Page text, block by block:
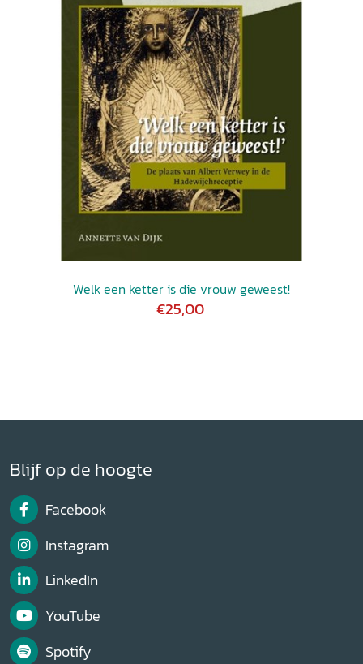
Welk een ketter is die vrouw geweest!
€25,00
Blijf op de hoogte
Facebook
Instagram
LinkedIn
YouTube
Spotify